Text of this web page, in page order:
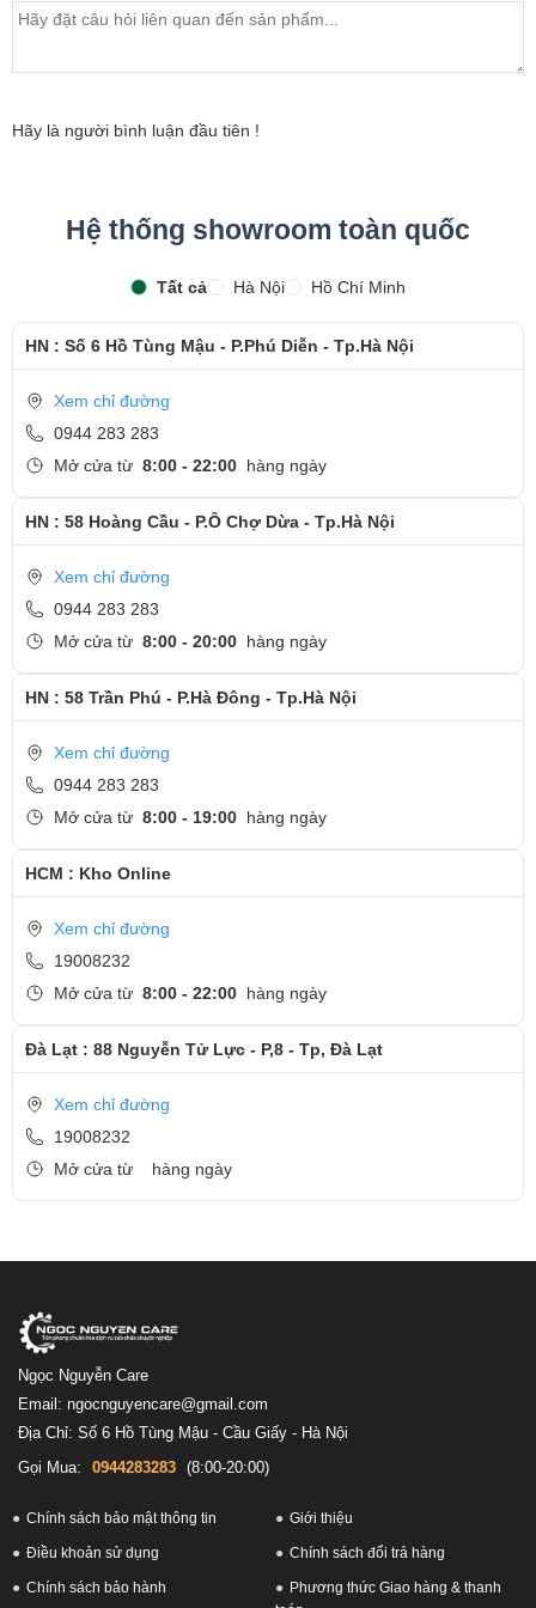
bảo hành sản phẩm
- Bàn giao máy cho khách hàng
Cảm ơn quý khách đã dành thời gian tham khảo và
quan tâm tới dịch vụ thay màn hình tại Ngọc Nguyễn
Care
- HotlineCSKH dịch vụ sửa chữa: 0944-283-283
Hãy là người bình luận đầu tiên !
Hệ thống showroom toàn quốc
Tất cả Hà Nội Hồ Chí Minh
HN : Số 6 Hồ Tùng Mậu - P.Phú Diễn - Tp.Hà Nội
Xem chỉ đường
0944 283 283
Mở cửa từ 8:00 - 22:00 hàng ngày
HN : 58 Hoàng Cầu - P.Ô Chợ Dừa - Tp.Hà Nội
Xem chỉ đường
0944 283 283
Mở cửa từ 8:00 - 20:00 hàng ngày
HN : 58 Trần Phú - P.Hà Đông - Tp.Hà Nội
Xem chỉ đường
0944 283 283
Mở cửa từ 8:00 - 19:00 hàng ngày
HCM : Kho Online
Xem chỉ đường
19008232
Mở cửa từ 8:00 - 22:00 hàng ngày
Đà Lạt : 88 Nguyễn Tử Lực - P,8 - Tp, Đà Lạt
Xem chỉ đường
19008232
Mở cửa từ
hàng ngày
Ngọc Nguyễn Care
Email: ngocnguyencare@gmail.com
Địa Chỉ: Số 6 Hồ Tùng Mậu - Cầu Giấy - Hà Nội
Gọi Mua:
0944283283 (8:00-20:00)
Chính sách bảo mật thông tin Giới thiệu
Điều khoản sử dụng Chính sách đổi trả hàng
Chính sách bảo hành
Phương thức Giao hàng & thanh